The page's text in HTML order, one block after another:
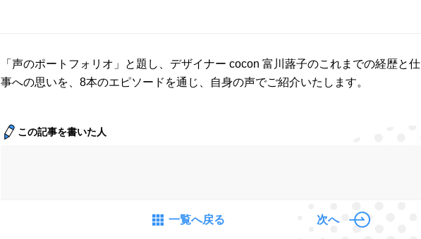
「声のポートフォリオ」と題し、デザイナー cocon 富川蕗子のこれまでの経歴と仕
事への思いを、8本のエピソードを通じ、自身の声でご紹介いたします。
この記事を書いた人
一覧へ戻る 次へ